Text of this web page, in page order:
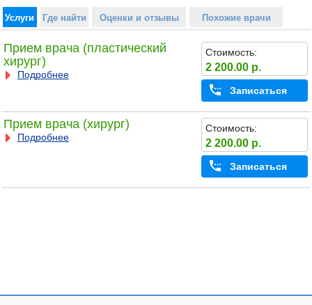
Услуги Где найти Оценки и отзывы Похожие врачи
Прием врача (пластический
хирург)
Подробнее
Стоимость:
2 200.00 р.
Записаться
Прием врача (хирург)
Подробнее
Стоимость:
2 200.00 р.
Записаться